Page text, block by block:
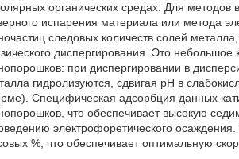
органических средах. Для методов
испарения материала или метода
следовых количеств солей
диспергирования. Это небольшое
при диспергировании в
гидролизуются, сдвигая pH в
Специфическая адсорбция данных
что обеспечивает высокую
электрофоретического
%, что обеспечивает оптимальную